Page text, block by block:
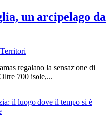
un arcipelago da
Territori
regalano la sensazione di
700 isole,...